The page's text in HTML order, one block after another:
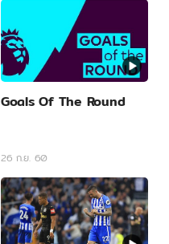
Goals Of The Round
26 ก.ย. 60